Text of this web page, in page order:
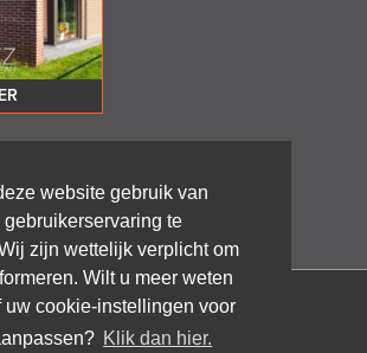
website gebruik van
te
zijn wettelijk verplicht om
Wilt u meer weten
uw cookie-instellingen voor
Klik dan hier.
Frank GRUWEZ bvba